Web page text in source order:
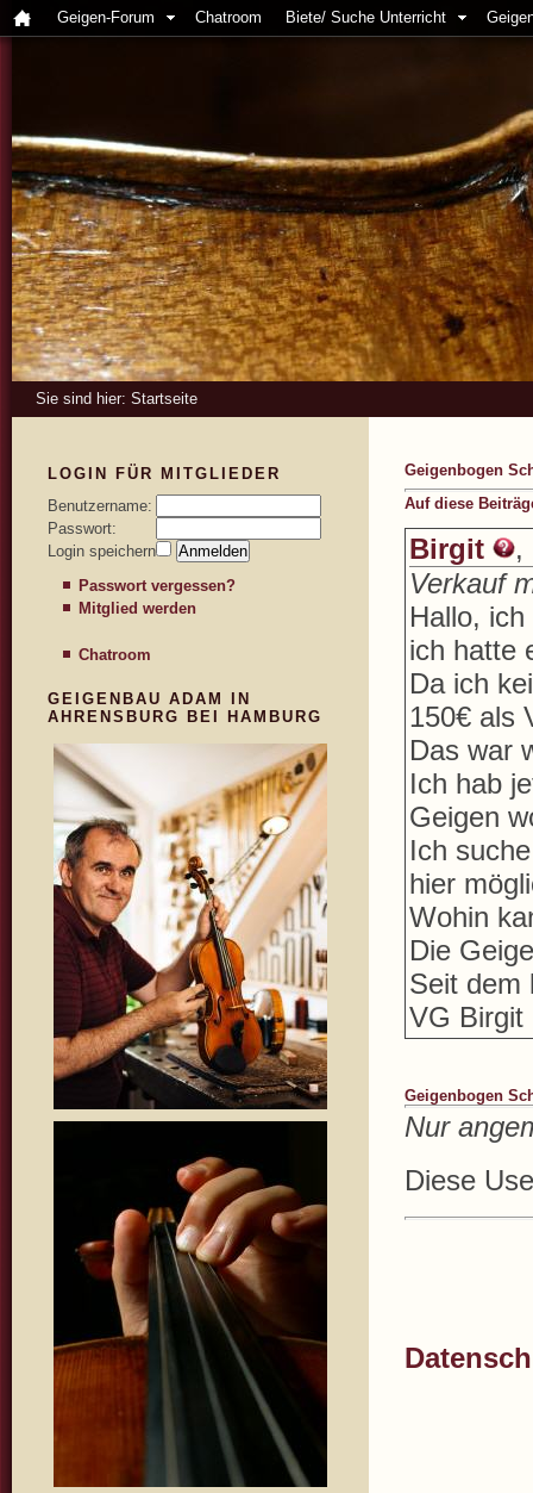
Geigen-Forum Chatroom Biete/ Suche Unterricht
Sie sind hier: Startseite
Geigenbogen
Auf diese
Birgit
,
Verkauf
Hallo,
ich hatte
Da ich
150€ als
Das war
Ich hab
Geigen
Ich
hier
Wohin
Die
Seit dem
VG Birgit
Geigenbogen
Nur
Diese
LOGIN FÜR MITGLIEDER
Benutzername:
Passwort:
Login speichern
Passwort vergessen?
Mitglied werden
Chatroom
GEIGENBAU ADAM IN
AHRENSBURG BEI HAMBURG